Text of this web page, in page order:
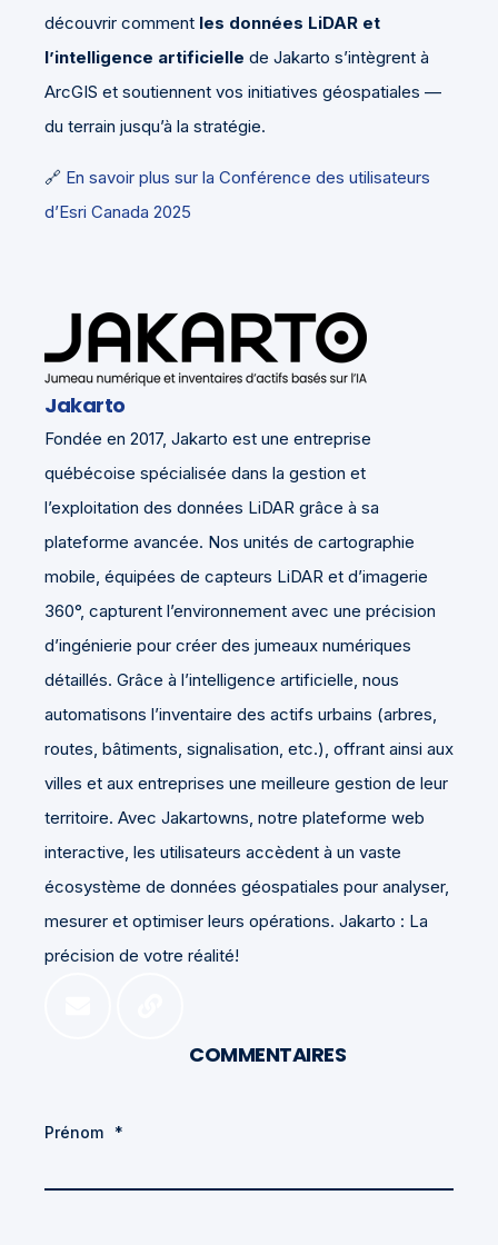
découvrir comment les données LiDAR et
l’intelligence artificielle de Jakarto s’intègrent à
ArcGIS et soutiennent vos initiatives géospatiales —
du terrain jusqu’à la stratégie.
🔗 En savoir plus sur la Conférence des utilisateurs
d’Esri Canada 2025
Jakarto
Fondée en 2017, Jakarto est une entreprise
québécoise spécialisée dans la gestion et
l’exploitation des données LiDAR grâce à sa
plateforme avancée. Nos unités de cartographie
mobile, équipées de capteurs LiDAR et d’imagerie
360°, capturent l’environnement avec une précision
d’ingénierie pour créer des jumeaux numériques
détaillés. Grâce à l’intelligence artificielle, nous
automatisons l’inventaire des actifs urbains (arbres,
routes, bâtiments, signalisation, etc.), offrant ainsi aux
villes et aux entreprises une meilleure gestion de leur
territoire. Avec Jakartowns, notre plateforme web
interactive, les utilisateurs accèdent à un vaste
écosystème de données géospatiales pour analyser,
mesurer et optimiser leurs opérations. Jakarto : La
précision de votre réalité!
COMMENTAIRES
Prénom *